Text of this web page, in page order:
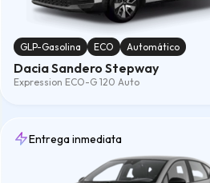
GLP-Gasolina ECO Automático
Dacia Sandero Stepway
Expression ECO-G 120 Auto
Entrega inmediata